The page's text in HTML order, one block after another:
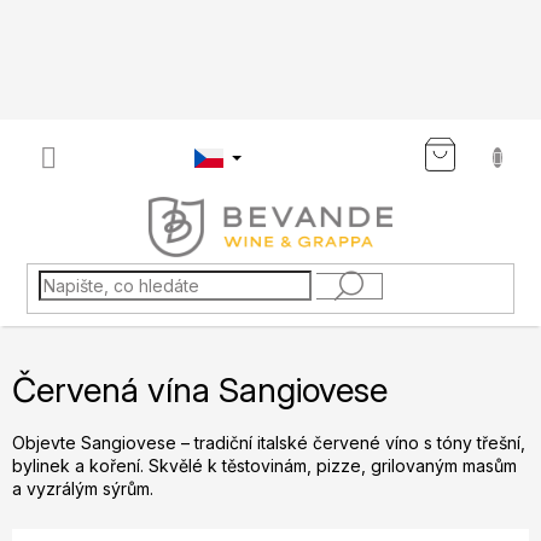
Červená vína Sangiovese
Objevte Sangiovese – tradiční italské červené víno s tóny třešní,
bylinek a koření. Skvělé k těstovinám, pizze, grilovaným masům
a vyzrálým sýrům.